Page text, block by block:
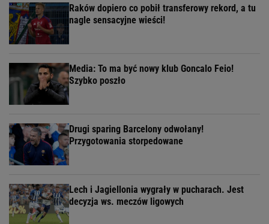
Raków dopiero co pobił transferowy rekord, a tu
nagle sensacyjne wieści!
Media: To ma być nowy klub Goncalo Feio!
Szybko poszło
Drugi sparing Barcelony odwołany!
Przygotowania storpedowane
Lech i Jagiellonia wygrały w pucharach. Jest
decyzja ws. meczów ligowych